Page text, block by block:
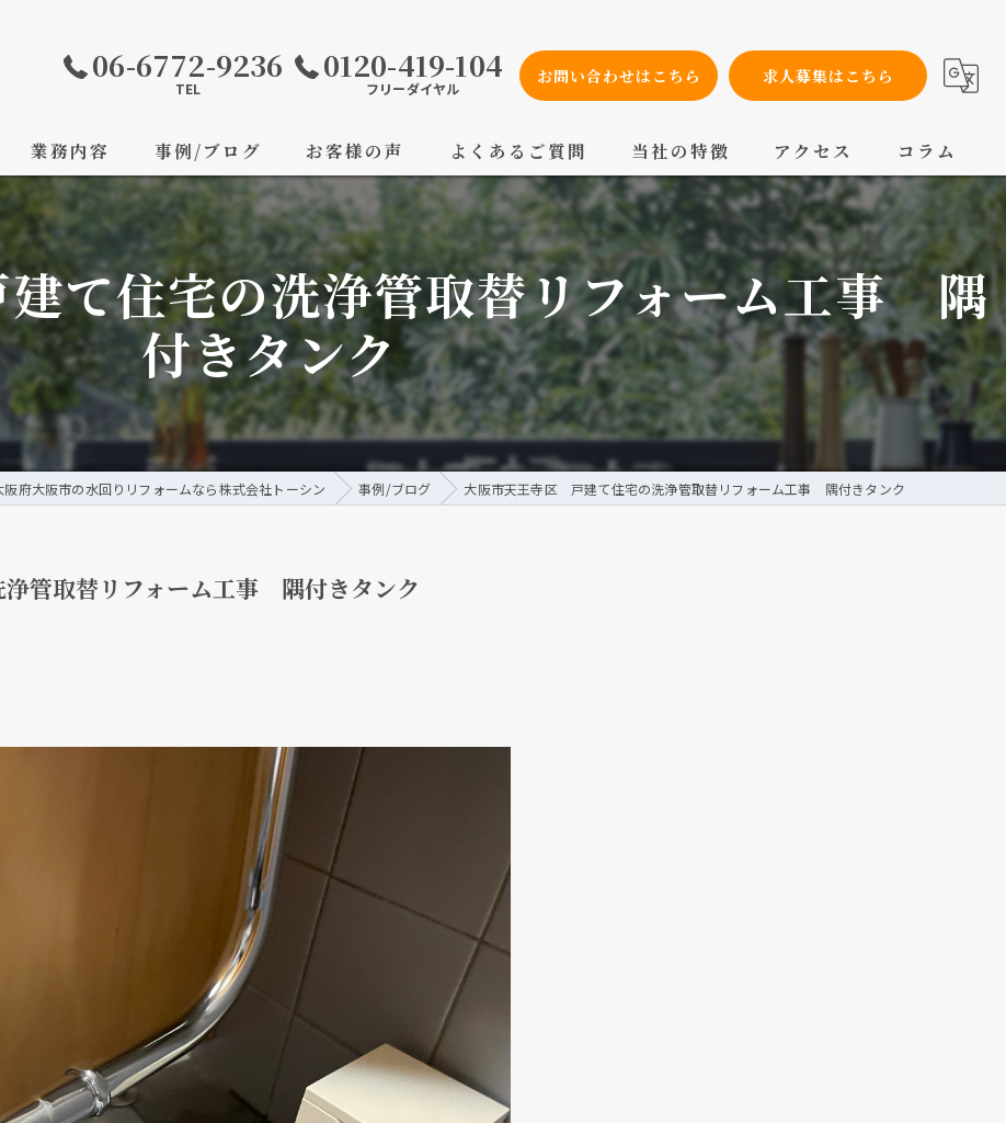
06-6772-9236
TEL
0120-419-104
フリーダイヤル
お問い合わせはこちら 求人募集はこちら
業務内容 事例/ブログ お客様の声 よくあるご質問 当社の特徴
設備工事
内装工事
メンテナンス
配管工事
交換
アクセス コラム
て住宅の洗浄管取替リフォーム工事 隅
付きタンク
阪府大阪市の水回りリフォームなら株式会社トーシン 事例/ブログ 大阪市天王寺区 戸建て住宅の洗浄管取替リフォーム工事 隅付きタンク
管取替リフォーム工事 隅付きタンク